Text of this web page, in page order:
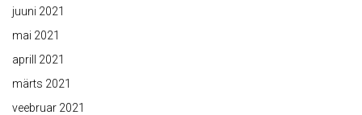
juuni 2021
mai 2021
aprill 2021
märts 2021
veebruar 2021